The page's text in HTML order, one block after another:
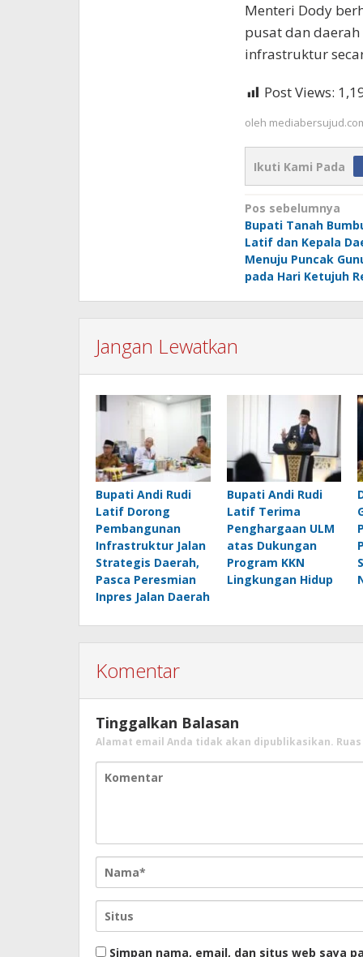
Menteri Dody
pusat dan
infrastruktur
Post Views:
oleh
Ikuti Kami Pada
Navigasi
pos
Pos sebelumnya
Bupati Tanah
Latif dan Kepala
Menuju Puncak
pada Hari Ketujuh
Jangan Lewatkan
Bupati Andi Rudi
Latif Dorong
Pembangunan
Infrastruktur Jalan
Strategis Daerah,
Pasca Peresmian
Inpres Jalan Daerah
Bupati Andi Rudi
Latif Terima
Penghargaan ULM
atas Dukungan
Program KKN
Lingkungan Hidup
Komentar
Tinggalkan Balasan
Alamat email Anda tidak akan dipublikasikan.
Simpan nama, email, dan situs web saya